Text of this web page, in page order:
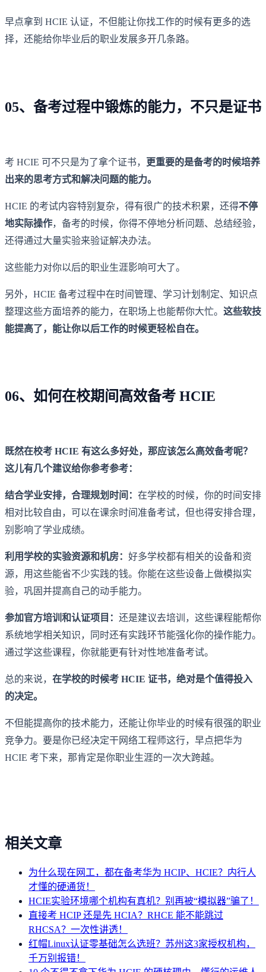
早点拿到 HCIE 认证，不但能让你找工作的时候有更多的选
择，还能给你毕业后的职业发展多开几条路。
05、备考过程中锻炼的能力，不只是证书
考 HCIE 可不只是为了拿个证书，
更重要的是备考的时候培养
出来的思考方式和解决问题的能力。
HCIE 的考试内容特别复杂，得有很广的技术积累，还得不停
地实际操作，备考的时候，你得不停地分析问题、总结经验，
还得通过大量实验来验证解决办法。
这些能力对你以后的职业生涯影响可大了。
另外，HCIE 备考过程中在时间管理、学习计划制定、知识点
整理这些方面培养的能力，在职场上也能帮你大忙。 这些软技
能提高了，能让你以后工作的时候更轻松自在。
06、如何在校期间高效备考 HCIE
既然在校考 HCIE 有这么多好处，那应该怎么高效备考呢？
这儿有几个建议给你参考参考：
结合学业安排，合理规划时间： 在学校的时候，你的时间安排
相对比较自由，可以在课余时间准备考试，但也得安排合理，
别影响了学业成绩。
利用学校的实验资源和机房： 好多学校都有相关的设备和资
源，用这些能省不少实践的钱。你能在这些设备上做模拟实
验，巩固并提高自己的动手能力。
参加官方培训和认证项目： 还是建议去培训，这些课程能帮你
系统地学相关知识，同时还有实践环节能强化你的操作能力。
通过学这些课程，你就能更有针对性地准备考试。
总的来说， 在学校的时候考 HCIE 证书，绝对是个值得投入
的决定。
不但能提高你的技术能力，还能让你毕业的时候有很强的职业
竞争力。要是你已经决定干网络工程师这行，早点把华为
HCIE 考下来，那肯定是你职业生涯的一次大跨越。
相关文章
为什么现在网工，都在备考华为 HCIP、HCIE？内行人
才懂的硬通货！
HCIE实验环境哪个机构有真机？别再被“模拟器”骗了！
直接考 HCIP 还是先 HCIA？RHCE 能不能跳过
RHCSA？一次性讲透！
红帽Linux认证零基础怎么选班？苏州这3家授权机构，
千万别报错！